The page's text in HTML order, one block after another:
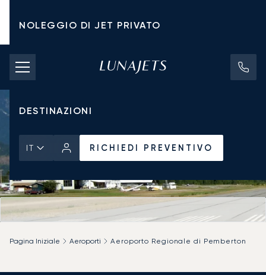
NOLEGGIO DI JET PRIVATO
TARIFFE DI NOLEGGIO
JET PRIVATI
DESTINAZIONI
IT RICHIEDI PREVENTIVO
Pagina Iniziale Aeroporti Aeroporto Regionale di Pemberton